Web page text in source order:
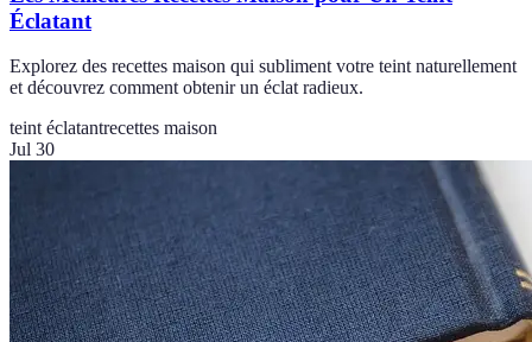
Éclatant
Explorez des recettes maison qui subliment votre teint naturellement
et découvrez comment obtenir un éclat radieux.
teint éclatantrecettes maison
Jul 30